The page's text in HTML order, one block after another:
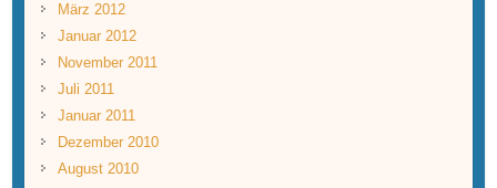
März 2012
Januar 2012
November 2011
Juli 2011
Januar 2011
Dezember 2010
August 2010